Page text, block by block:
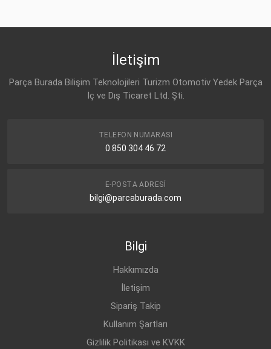
İletişim
Parça Burada Bilişim Teknolojileri Turizm Otomotiv Yedek Parça
İç ve Dış Ticaret Ltd. Şti.
TELEFON NUMARASI
0 850 304 46 72
E-POSTA ADRESI
bilgi@parcaburada.com
Bilgi
Hakkımızda
İletişim
Sipariş Takip
Kullanım Şartları
Gizlilik Politikası ve KVKK